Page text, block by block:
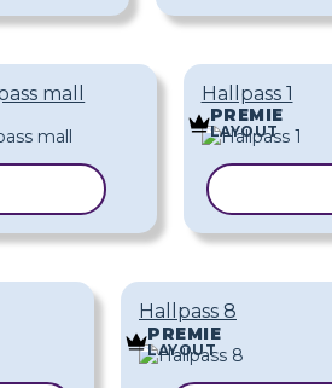
mall Hallpass 1
PREMIE
LAYOUT
Hallpass 8
PREMIE
LAYOUT